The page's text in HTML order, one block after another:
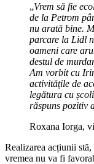
„Vrem să fie
de la Petrom
nu arată bine.
parcare la Lidl
oameni care
destul de
Am vorbit cu
activitățile de
legătura cu
răspuns pozitiv
Roxana Iorga,
Realizarea acțiunii
vremea nu va fi